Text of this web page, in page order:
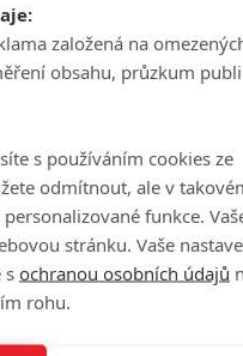
Zázrak na řece
- Oficiální Trailer
videií: 2
založená na
obsahu, průzkum
s používáním cookies ze
odmítnout, ale v
funkce.
stránku. Vaše
s ochranou osobních údajů
rohu.